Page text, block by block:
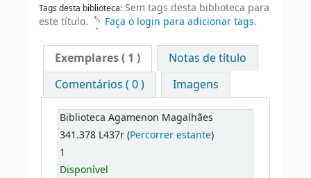
Tags desta biblioteca: Sem tags desta biblioteca para
este título.
Faça o login para adicionar tags.
Exemplares( 1 )
Notas de título
Comentários ( 0 )
Imagens
Biblioteca Agamenon Magalhães
341.378 L437r (Percorrer estante)
1
Disponível